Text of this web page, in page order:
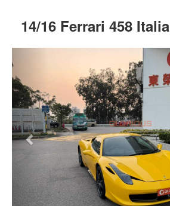
14/16 Ferrari 458 Italia